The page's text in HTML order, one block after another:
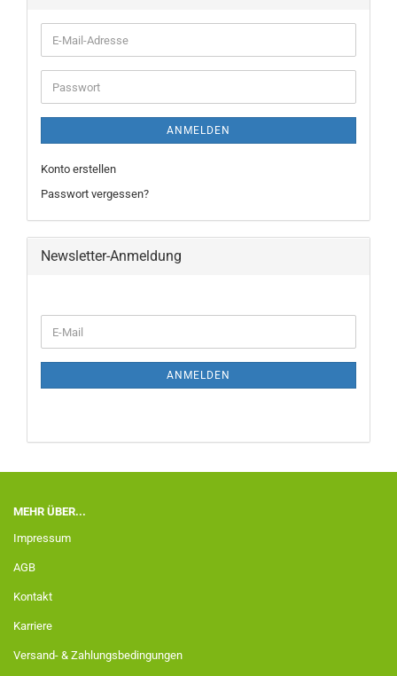
ANMELDEN
Konto erstellen
Passwort vergessen?
Newsletter-Anmeldung
ANMELDEN
MEHR ÜBER...
Impressum
AGB
Kontakt
Karriere
Versand- & Zahlungsbedingungen